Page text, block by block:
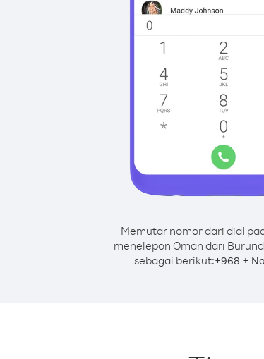
Memutar nomor dari dial
menelepon Oman dari
sebagai berikut:+968 +